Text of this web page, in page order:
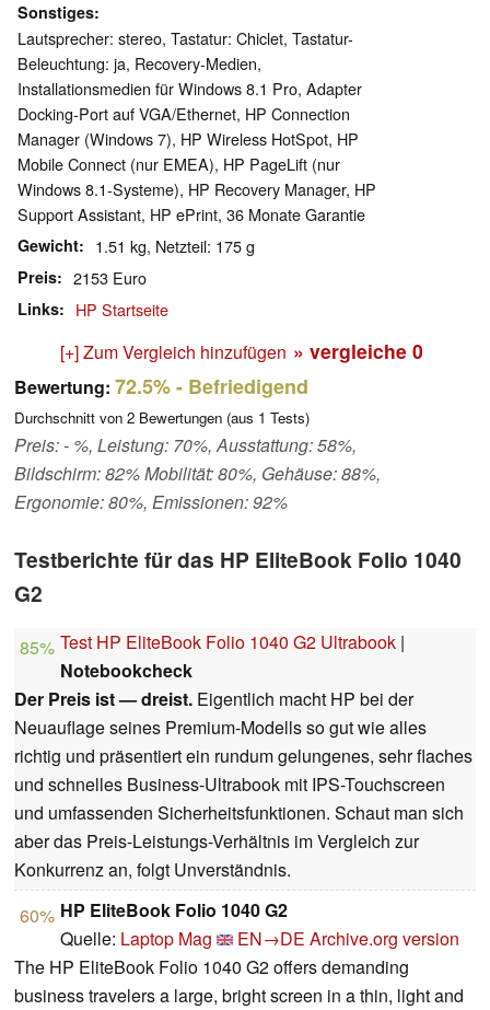
Sonstiges
Lautsprecher: stereo, Tastatur: Chiclet, Tastatur-
Beleuchtung: ja, Recovery-Medien,
Installationsmedien für Windows 8.1 Pro, Adapter
Docking-Port auf VGA/Ethernet, HP Connection
Manager (Windows 7), HP Wireless HotSpot, HP
Mobile Connect (nur EMEA), HP PageLift (nur
Windows 8.1-Systeme), HP Recovery Manager, HP
Support Assistant, HP ePrint, 36 Monate Garantie
Gewicht 1.51 kg, Netzteil: 175 g
Preis 2153 Euro
Links HP Startseite
[+] Zum Vergleich hinzufügen » vergleiche 0
Bewertung: 72.5%- Befriedigend
Durchschnitt von 2 Bewertungen (aus 1 Tests)
Preis: - %, Leistung: 70%, Ausstattung: 58%,
Bildschirm: 82% Mobilität: 80%, Gehäuse: 88%,
Ergonomie: 80%, Emissionen: 92%
Testberichte für das HP EliteBook Folio 1040
G2
85% Test HP EliteBook Folio 1040 G2 Ultrabook |
Notebookcheck
Der Preis ist — dreist. Eigentlich macht HP bei der
Neuauflage seines Premium-Modells so gut wie alles
richtig und präsentiert ein rundum gelungenes, sehr flaches
und schnelles Business-Ultrabook mit IPS-Touchscreen
und umfassenden Sicherheitsfunktionen. Schaut man sich
aber das Preis-Leistungs-Verhältnis im Vergleich zur
Konkurrenz an, folgt Unverständnis.
60% HP EliteBook Folio 1040 G2
Quelle: Laptop Mag EN→DE Archive.org version
The HP EliteBook Folio 1040 G2 offers demanding
business travelers a large, bright screen in a thin, light and